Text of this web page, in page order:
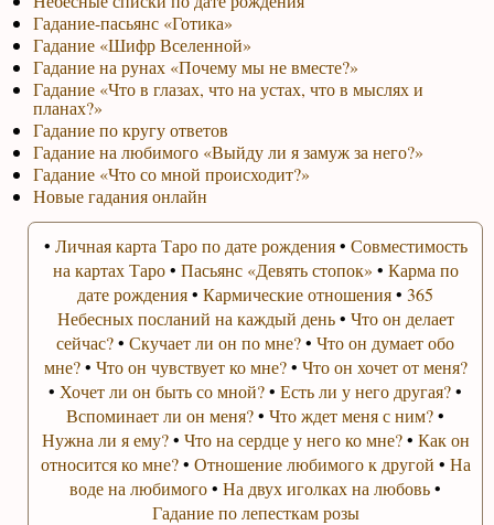
Гадание-пасьянс «Готика»
Гадание «Шифр Вселенной»
Гадание на рунах «Почему мы не вместе?»
Гадание «Что в глазах, что на устах, что в мыслях и
планах?»
Гадание по кругу ответов
Гадание на любимого «Выйду ли я замуж за него?»
Гадание «Что со мной происходит?»
Новые гадания онлайн
• Личная карта Таро по дате рождения• Совместимость
на картах Таро• Пасьянс «Девять стопок» • Карма по
дате рождения•Кармические отношения•365
Небесных посланий на каждый день• Что он делает
сейчас?•Скучает ли он по мне?•Что он думает обо
мне?• Что он чувствует ко мне?• Что он хочет от меня?
• Хочет ли он быть со мной?•Есть ли у него другая?•
Вспоминает ли он меня?•Что ждет меня с ним?•
Нужна ли я ему?• Что на сердце у него ко мне?• Как он
относится ко мне?• Отношение любимого к другой • На
воде на любимого•На двух иголках на любовь•
Гадание по лепесткам розы